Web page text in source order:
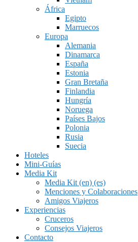
África
Egipto
Marruecos
Europa
Alemania
Dinamarca
España
Estonia
Gran Bretaña
Finlandia
Hungría
Noruega
Países Bajos
Polonia
Rusia
Suecia
Hoteles
Mini-Guías
Media Kit
Media Kit (en) (es)
Menciones y Colaboraciones
Amigos Viajeros
Experiencias
Cruceros
Consejos Viajeros
Contacto